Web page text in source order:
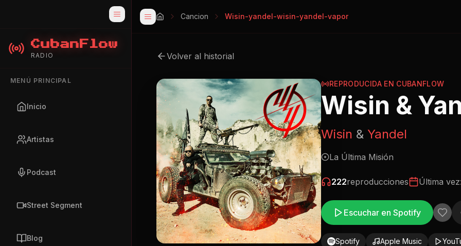
CubanFlow
RADIO
MENÚ PRINCIPAL
Inicio
Artistas
Podcast
Street Segment
Blog
Cancion Wisin-yandel-wisin-yandel-vapor
Volver al historial
REPRODUCIDA EN CUBANFLOW
Wisin &
Wisin & Yandel
La Última Misión
222reproducciones Última
Escuchar en Spotify
Spotify Apple Music